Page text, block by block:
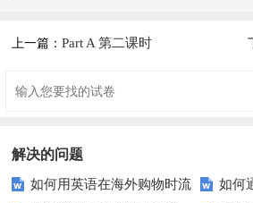
上一篇：Part A 第二课时
解决的问题
如何用英语在海外购物时流
如何